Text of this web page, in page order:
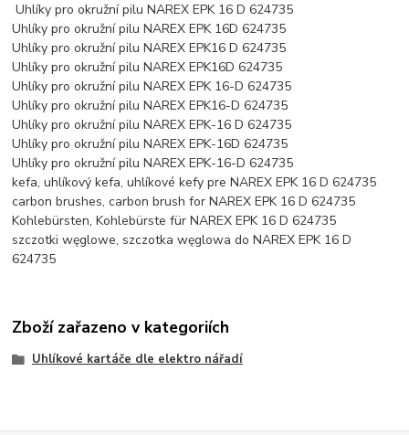
Uhlíky pro okružní pilu NAREX EPK 16 D 624735
Uhlíky pro okružní pilu NAREX EPK 16D 624735
Uhlíky pro okružní pilu NAREX EPK16 D 624735
Uhlíky pro okružní pilu NAREX EPK16D 624735
Uhlíky pro okružní pilu NAREX EPK 16-D 624735
Uhlíky pro okružní pilu NAREX EPK16-D 624735
Uhlíky pro okružní pilu NAREX EPK-16 D 624735
Uhlíky pro okružní pilu NAREX EPK-16D 624735
Uhlíky pro okružní pilu NAREX EPK-16-D 624735
kefa, uhlíkový kefa, uhlíkové kefy pre NAREX EPK 16 D 624735
carbon brushes, carbon brush for NAREX EPK 16 D 624735
Kohlebürsten, Kohlebürste für NAREX EPK 16 D 624735
szczotki węglowe, szczotka węglowa do NAREX EPK 16 D
624735
Zboží zařazeno v kategoriích
Uhlíkové kartáče dle elektro nářadí